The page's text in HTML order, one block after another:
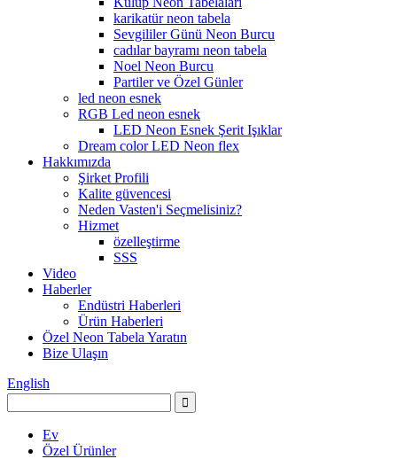
karikatür neon tabela
Sevgililer Günü Neon Burcu
cadılar bayramı neon tabela
Noel Neon Burcu
Partiler ve Özel Günler
led neon esnek
RGB Led neon esnek
LED Neon Esnek Şerit Işıklar
Dream color LED Neon flex
Hakkımızda
Şirket Profili
Kalite güvencesi
Neden Vasten'i Seçmelisiniz?
Hizmet
özelleştirme
SSS
Video
Haberler
Endüstri Haberleri
Ürün Haberleri
Özel Neon Tabela Yaratın
Bize Ulaşın
English
Ev
Özel Ürünler